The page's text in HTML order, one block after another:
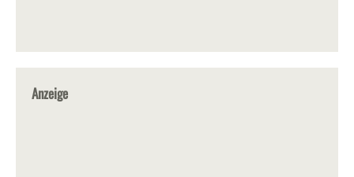
Anzeige